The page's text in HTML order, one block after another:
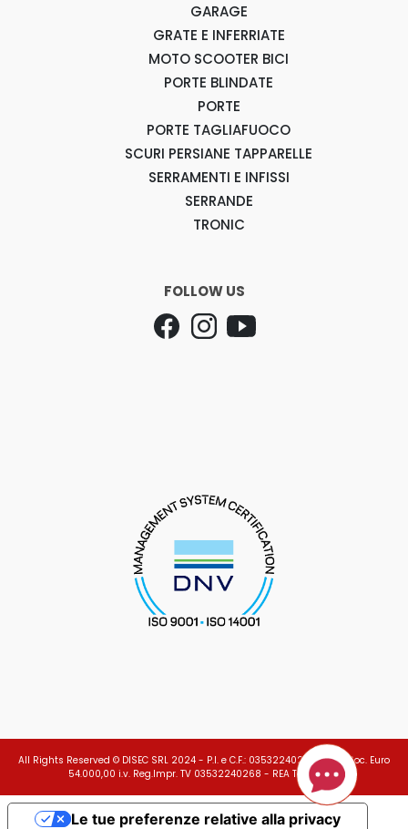
GARAGE
GRATE E INFERRIATE
MOTO SCOOTER BICI
PORTE BLINDATE
PORTE
PORTE TAGLIAFUOCO
SCURI PERSIANE TAPPARELLE
SERRAMENTI E INFISSI
SERRANDE
TRONIC
FOLLOW US
All Rights Reserved © DISEC SRL 2024 - P.I. e C.F.: 03532240268 - Cap.Soc. Euro
54.000,00 i.v. Reg.Impr. TV 03532240268 - REA TV 279278
Le tue preferenze relative alla privacy